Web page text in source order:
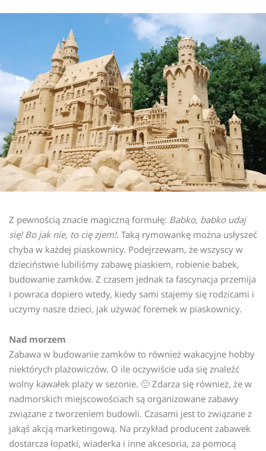
Z pewnością znacie magiczną formułę: Babko, babko udaj
się! Bo jak nie, to cię zjem!. Taką rymowankę można usłyszeć
chyba w każdej piaskownicy. Podejrzewam, że wszyscy w
dzieciństwie lubiliśmy zabawę piaskiem, robienie babek,
budowanie zamków. Z czasem jednak ta fascynacja przemija
i powraca dopiero wtedy, kiedy sami stajemy się rodzicami i
uczymy nasze dzieci, jak używać foremek w piaskownicy.
Nad morzem
Zabawa w budowanie zamków to również wakacyjne hobby
niektórych plażowiczów. O ile oczywiście uda się znaleźć
wolny kawałek plaży w sezonie. 🙂 Zdarza się również, że w
nadmorskich miejscowościach są organizowane zabawy
związane z tworzeniem budowli. Czasami jest to związane z
jakąś akcją marketingową. Na przykład producent zabawek
dostarcza łopatki, wiaderka i inne akcesoria, za pomocą